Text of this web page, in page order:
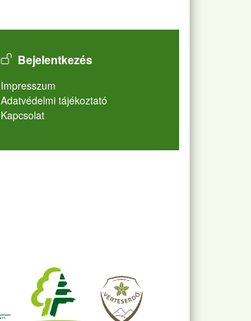
User account menu
Bejelentkezés
Lábléc
Impresszum
Adatvédelmi tájékoztató
Kapcsolat